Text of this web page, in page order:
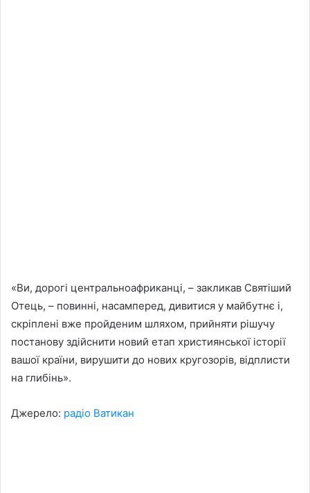
«Ви, дорогі центральноафриканці, – закликав Святіший
Отець, – повинні, насамперед, дивитися у майбутнє і,
скріплені вже пройденим шляхом, прийняти рішучу
постанову здійснити новий етап християнської історії
вашої країни, вирушити до нових кругозорів, відплисти
на глибінь».
Джерело: радіо Ватикан